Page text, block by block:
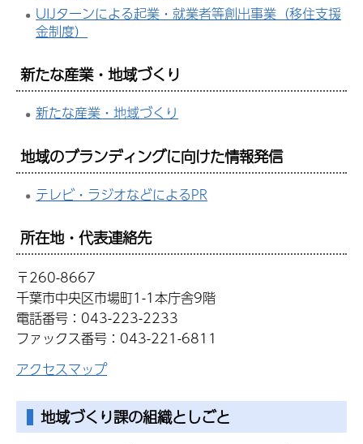
UIJターンによる起業・就業者等創出事業（移住支援
金制度）
新たな産業・地域づくり
新たな産業・地域づくり
地域のブランディングに向けた情報発信
テレビ・ラジオなどによるPR
所在地・代表連絡先
〒260-8667
千葉市中央区市場町1-1本庁舎9階
電話番号：043-223-2233
ファックス番号：043-221-6811
アクセスマップ
地域づくり課の組織としごと